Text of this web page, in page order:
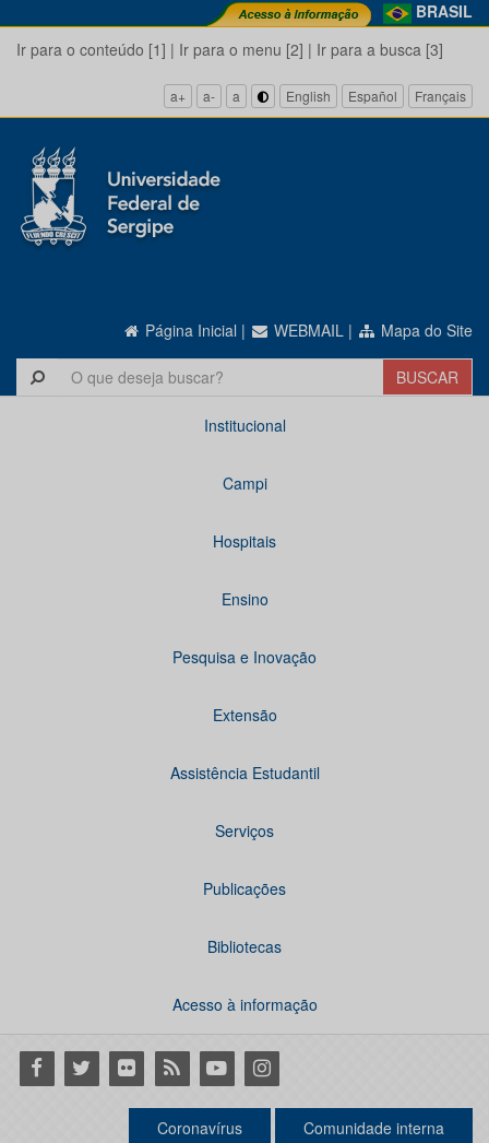
BRASIL
Ir para o conteúdo [1] | Ir para o menu [2] | Ir para a busca [3]
a+ a- a English Español Français
Página Inicial | WEBMAIL | Mapa do Site
Institucional
Campi
Hospitais
Ensino
Pesquisa e Inovação
Extensão
Assistência Estudantil
Serviços
Publicações
Bibliotecas
Acesso à informação
Facebook
Twitter Flickr RSS YoutubeInstagram
Coronavírus Comunidade interna